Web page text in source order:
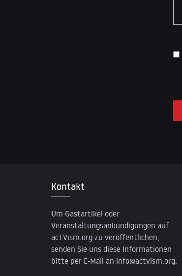
Kontakt
Um Gastartikel oder
Veranstaltungsankündigungen auf
acTVism.org zu veröffentlichen,
senden Sie uns diese Informationen
bitte per E-Mail an info@actvism.org.